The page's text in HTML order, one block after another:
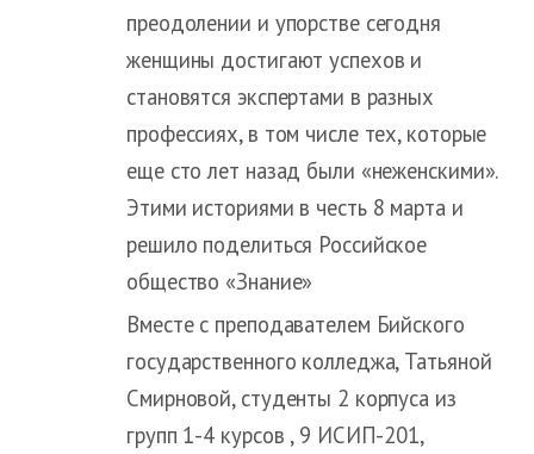
преодолении и упорстве сегодня
женщины достигают успехов и
становятся экспертами в разных
профессиях, в том числе тех, которые
еще сто лет назад были «неженскими».
Этими историями в честь 8 марта и
решило поделиться Российское
общество «Знание»
Вместе с преподавателем Бийского
государственного колледжа, Татьяной
Смирновой, студенты 2 корпуса из
групп 1-4 курсов , 9 ИСИП-201,